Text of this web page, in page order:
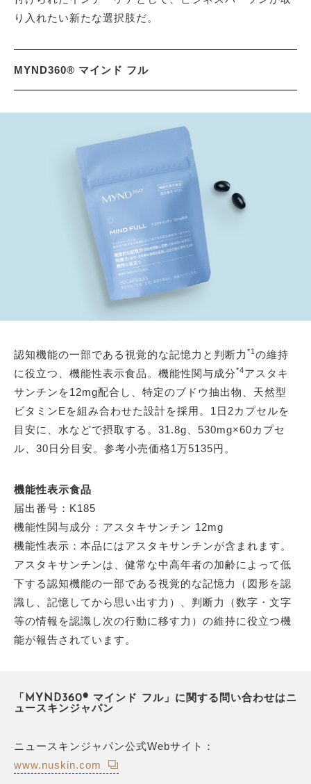
り入れたい新たな選択肢だ。
MYND360® マインド フル
認知機能の一部である視覚的な記憶力と判断力 *1 の維持
に役立つ、機能性表示食品。機能性関与成分*4アスタキ
サンチンを12mg配合し、特定のブドウ抽出物、天然型
ビタミンEを組み合わせた設計を採用。1日2カプセルを
目安に、水などで摂取する。31.8g、530mg×60カプセ
ル、30日分目安。参考小売価格1万5135円。
機能性表示食品
届出番号：K185
機能性関与成分：アスタキサンチン 12mg
機能性表示：本品にはアスタキサンチンが含まれます。
アスタキサンチンは、健常な中高年者の加齢によって低
下する認知機能の一部である視覚的な記憶力（図形を認
識し、記憶してから思い出す力）、判断力（数字・文字
等の情報を認識し次の行動に移す力）の維持に役立つ機
能が報告されています。
「MYND360® マインド フル」に関する問い合わせはニ
ュースキンジャパン
ニュースキンジャパン公式Webサイト：
www.nuskin.com